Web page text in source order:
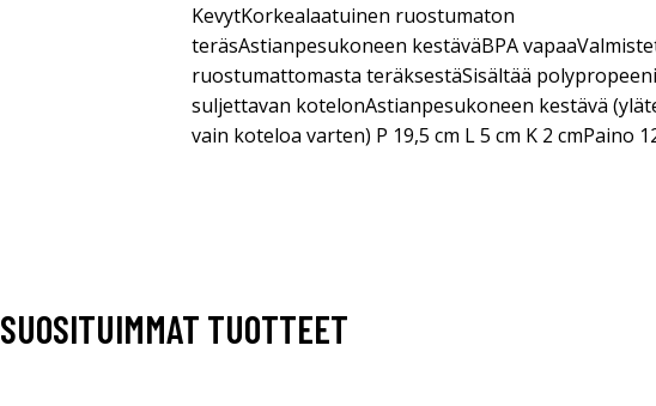
KevytKorkealaatuinen ruostumaton
teräsAstianpesukoneen kestäväBPA
ruostumattomasta teräksestäSisältää
suljettavan kotelonAstianpesukoneen kestävä
vain koteloa varten) P 19,5 cm L 5 cm K 2 cmPaino
SUOSITUIMMAT TUOTTEET